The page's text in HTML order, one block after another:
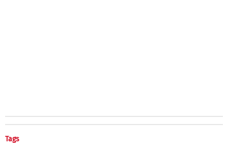
Tags